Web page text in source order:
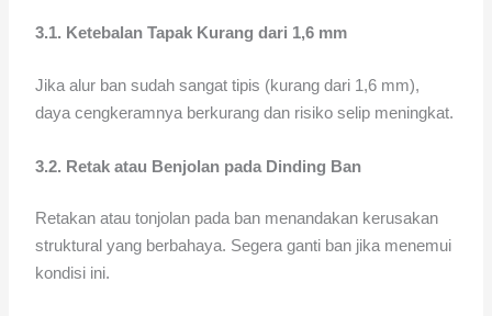
3.1. Ketebalan Tapak Kurang dari 1,6 mm
Jika alur ban sudah sangat tipis (kurang dari 1,6 mm),
daya cengkeramnya berkurang dan risiko selip meningkat.
3.2. Retak atau Benjolan pada Dinding Ban
Retakan atau tonjolan pada ban menandakan kerusakan
struktural yang berbahaya. Segera ganti ban jika menemui
kondisi ini.